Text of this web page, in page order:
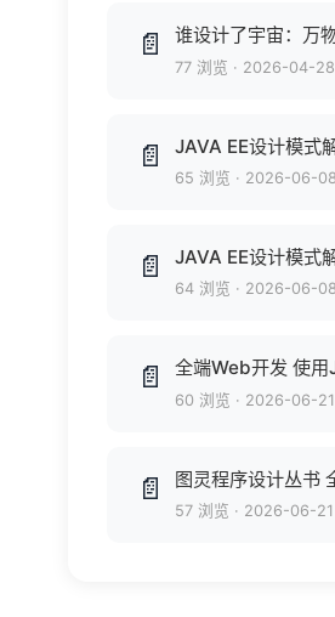
📄 谁设计了宇宙：万
77 浏览 · 2026-04-28
📄 JAVA EE设计模式
65 浏览 · 2026-06-08
📄 JAVA EE设计模式
64 浏览 · 2026-06-08
📄 全端Web开发 使
60 浏览 · 2026-06-21
📄
57 浏览 · 2026-06-21